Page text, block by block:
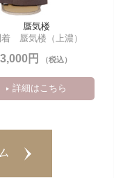
蜃気楼
　蜃気楼（上濃）
円 （税込）
詳細はこちら